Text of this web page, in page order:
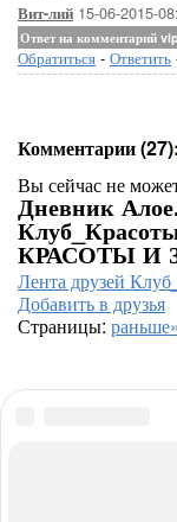
Вит-лий 15-06-2015-
Ответ на комментарий
Обратиться - Ответить
Комментарии (27):
Вы сейчас не
Дневник
КРАСОТЫ И
Лента друзей
Добавить в друзья
Страницы: